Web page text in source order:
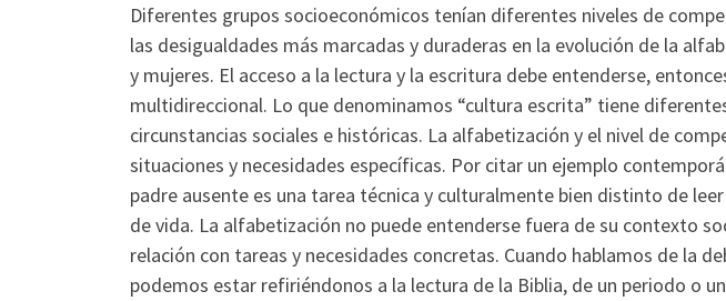
Diferentes grupos socioeconómicos tenían diferentes niveles de
las desigualdades más marcadas y duraderas en la evolución de la
y mujeres. El acceso a la lectura y la escritura debe entenderse,
multidireccional. Lo que denominamos “cultura escrita” tiene
circunstancias sociales e históricas. La alfabetización y el nivel de
situaciones y necesidades específicas. Por citar un ejemplo
padre ausente es una tarea técnica y culturalmente bien distinto de
de vida. La alfabetización no puede entenderse fuera de su contexto
relación con tareas y necesidades concretas. Cuando hablamos de la
podemos estar refiriéndonos a la lectura de la Biblia, de un periodo o